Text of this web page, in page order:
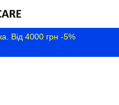
Від 4000 грн -5%